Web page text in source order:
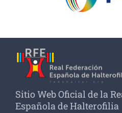
Sitio Web Oficial de la
Española de Halterofilia